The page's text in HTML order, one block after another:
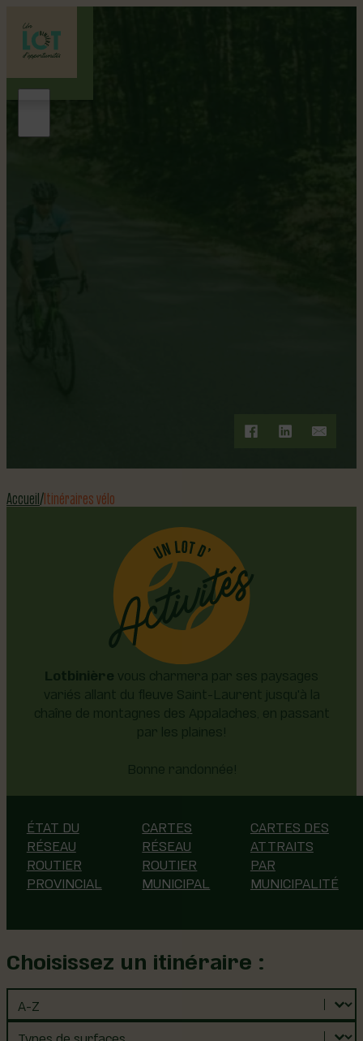
Accueil Itinéraires vélo
Lotbinière vous charmera par ses paysages
variés allant du fleuve Saint-Laurent jusqu'à la
chaîne de montagnes des Appalaches, en passant
par les plaines!
Bonne randonnée!
ÉTAT DU
RÉSEAU
ROUTIER
PROVINCIAL
CARTES
RÉSEAU
ROUTIER
MUNICIPAL
CARTES DES
ATTRAITS
PAR
MUNICIPALITÉ
Choisissez un itinéraire :
Trier le contenu
Sélectionnez le contenu